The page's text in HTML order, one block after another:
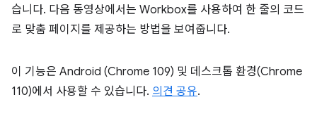
습니다. 다음 동영상에서는 Workbox를 사용하여 한 줄의 코드
로 맞춤 페이지를 제공하는 방법을 보여줍니다.
이 기능은 Android (Chrome 109) 및 데스크톱 환경(Chrome
110)에서 사용할 수 있습니다. 의견 공유.